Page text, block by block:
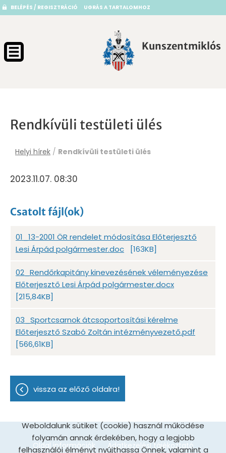
BELÉPÉS / REGISZTRÁCIÓ UGRÁS A TARTALOMHOZ
Kunszentmiklós
Rendkívüli testületi ülés
Helyi hírek / Rendkívüli testületi ülés
2023.11.07. 08:30
Csatolt fájl(ok)
01_13-2001 ÖR rendelet módosítása Előterjesztő
Lesi Árpád polgármester.doc
[163KB]
02_Rendőrkapitány kinevezésének véleményezése
Előterjesztő Lesi Árpád polgármester.docx
[215,84KB]
03_Sportcsarnok átcsoportosítási kérelme
Előterjesztő Szabó Zoltán intézményvezető.pdf
[566,61KB]
vissza az előző oldalra!
Oldal információk Adatkezelési tájékoztató
Weboldalunk sütiket (cookie) használ működése
folyamán annak érdekében, hogy a legjobb
felhasználói élményt nyújthassa Önnek, valamint a